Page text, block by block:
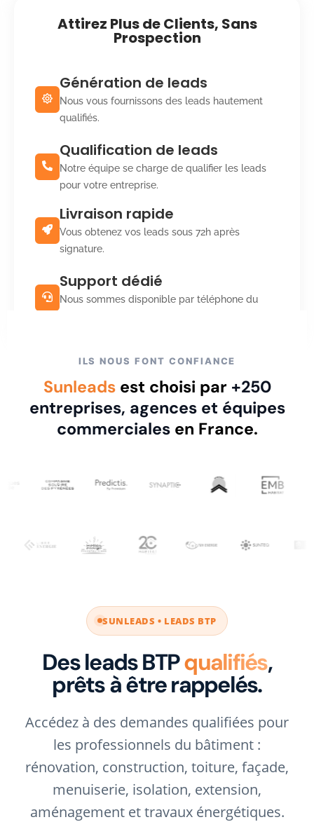
Attirez Plus de Clients, Sans
Prospection
Qualification de leads
Notre équipe se charge de qualifier les leads
pour votre entreprise.
Génération de leads
Nous vous fournissons des leads hautement
qualifiés.
Livraison rapide
Vous obtenez vos leads sous 72h après
signature.
Support dédié
Nous sommes disponible par téléphone du
ILS NOUS FONT CONFIANCE
Sunleadsest choisi par +250
entreprises, agences et équipes
commercialesen France.
SUNLEADS • LEADS BTP
Des leads BTPqualifiés,
prêts à être rappelés.
Accédez à des demandes qualifiées pour
les professionnels du bâtiment :
rénovation, construction, toiture, façade,
menuiserie, isolation, extension,
aménagement et travaux énergétiques.